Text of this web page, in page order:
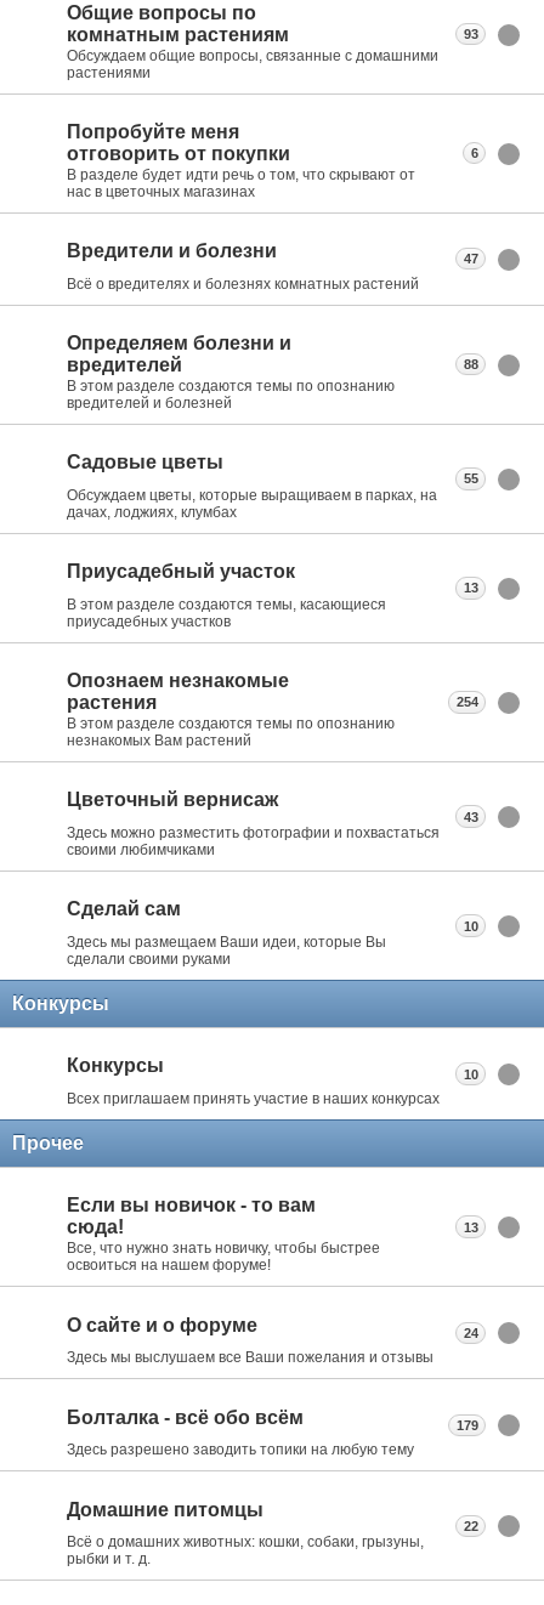
Общие вопросы по
комнатным растениям
Обсуждаем общие вопросы, связанные с домашними
растениями
93
Попробуйте меня
отговорить от покупки
В разделе будет идти речь о том, что скрывают от
нас в цветочных магазинах
6
Вредители и болезни
Всё о вредителях и болезнях комнатных растений
47
Определяем болезни и
вредителей
В этом разделе создаются темы по опознанию
вредителей и болезней
88
Садовые цветы
Обсуждаем цветы, которые выращиваем в парках, на
дачах, лоджиях, клумбах
55
Приусадебный участок
В этом разделе создаются темы, касающиеся
приусадебных участков
13
Опознаем незнакомые
растения
В этом разделе создаются темы по опознанию
незнакомых Вам растений
254
Цветочный вернисаж
Здесь можно разместить фотографии и похвастаться
своими любимчиками
43
Сделай сам
Здесь мы размещаем Ваши идеи, которые Вы
сделали своими руками
10
Конкурсы
Конкурсы
Всех приглашаем принять участие в наших конкурсах
10
Прочее
Если вы новичок - то вам
сюда!
Все, что нужно знать новичку, чтобы быстрее
освоиться на нашем форуме!
13
О сайте и о форуме
Здесь мы выслушаем все Ваши пожелания и отзывы
24
Болталка - всё обо всём
Здесь разрешено заводить топики на любую тему
179
Домашние питомцы
Всё о домашних животных: кошки, собаки, грызуны,
рыбки и т. д.
22